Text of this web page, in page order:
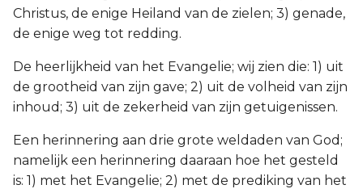
Christus, de enige Heiland van de zielen; 3) genade,
de enige weg tot redding.
De heerlijkheid van het Evangelie; wij zien die: 1) uit
de grootheid van zijn gave; 2) uit de volheid van zijn
inhoud; 3) uit de zekerheid van zijn getuigenissen.
Een herinnering aan drie grote weldaden van God;
namelijk een herinnering daaraan hoe het gesteld
is: 1) met het Evangelie; 2) met de prediking van het